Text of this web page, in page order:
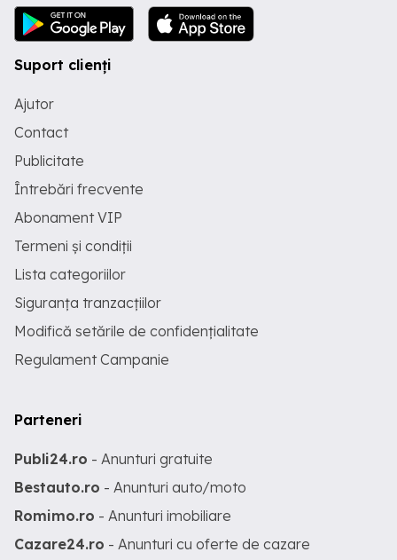
Suport clienți
Ajutor
Contact
Publicitate
Întrebări frecvente
Abonament VIP
Termeni și condiții
Lista categoriilor
Siguranța tranzacțiilor
Modifică setările de confidențialitate
Regulament Campanie
Parteneri
Publi24.ro - Anunturi gratuite
Bestauto.ro - Anunturi auto/moto
Romimo.ro - Anunturi imobiliare
Cazare24.ro - Anunturi cu oferte de cazare